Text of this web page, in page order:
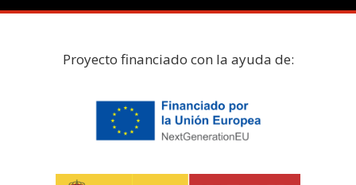
Proyecto financiado con la ayuda de: